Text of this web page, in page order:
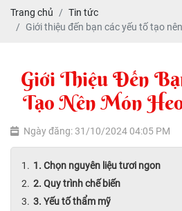
Trang chủ
Tin tức
Giới thiệu đến bạn các yếu tố tạo
Giới Thiệu Đến
Tạo Nên Món
Ngày đăng: 31/10/2024 04:05 PM
1. Chọn nguyên liệu tươi ngon
2. Quy trình chế biến
3. Yếu tố thẩm mỹ